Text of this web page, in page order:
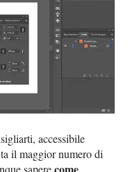
accessibile
il maggior numero di